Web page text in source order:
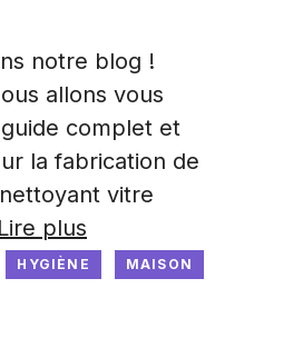
notre blog !
allons vous
complet et
la fabrication de
vitre
Lire plus
HYGIÈNE MAISON